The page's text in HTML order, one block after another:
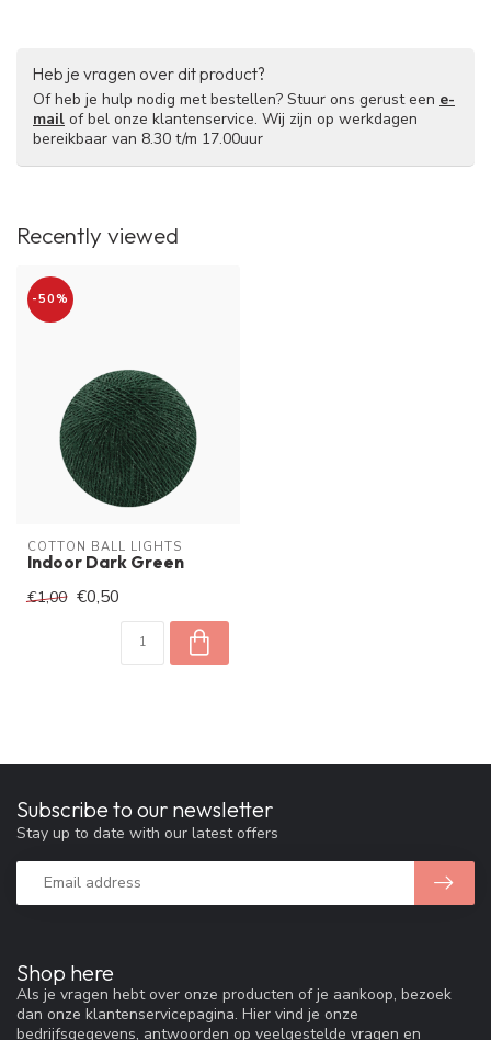
Heb je vragen over dit product?
Of heb je hulp nodig met bestellen? Stuur ons gerust een e-
mail of bel onze klantenservice. Wij zijn op werkdagen
bereikbaar van 8.30 t/m 17.00uur
Recently viewed
-50%
COTTON BALL LIGHTS
Indoor Dark Green
€1,00 €0,50
Shop here
Als je vragen hebt over onze producten of je aankoop, bezoek
dan onze klantenservicepagina. Hier vind je onze
bedrijfsgegevens, antwoorden op veelgestelde vragen en
Subscribe to our newsletter
Stay up to date with our latest offers